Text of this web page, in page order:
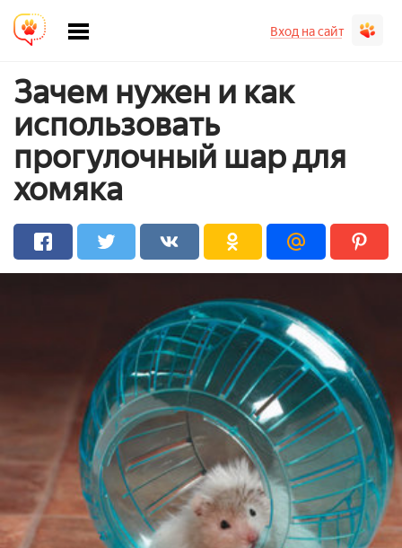
Вход на сайт
Зачем нужен и как
использовать
прогулочный шар для
хомяка